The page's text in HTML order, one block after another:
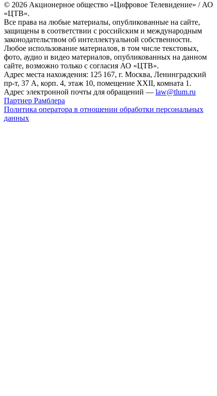
© 2026 Акционерное общество «Цифровое Телевидение» / АО
«ЦТВ».
Все права на любые материалы, опубликованные на сайте,
защищены в соответствии с российским и международным
законодательством об интеллектуальной собственности.
Любое использование материалов, в том числе текстовых,
фото, аудио и видео материалов, опубликованных на данном
сайте, возможно только с согласия АО «ЦТВ».
Адрес места нахождения: 125 167, г. Москва, Ленинградский
пр-т, 37 А, корп. 4, этаж 10, помещение XXII, комната 1.
Адрес электронной почты для обращений — law@tlum.ru
Партнер Рамблера
Политика оператора в отношении обработки персональных
данных